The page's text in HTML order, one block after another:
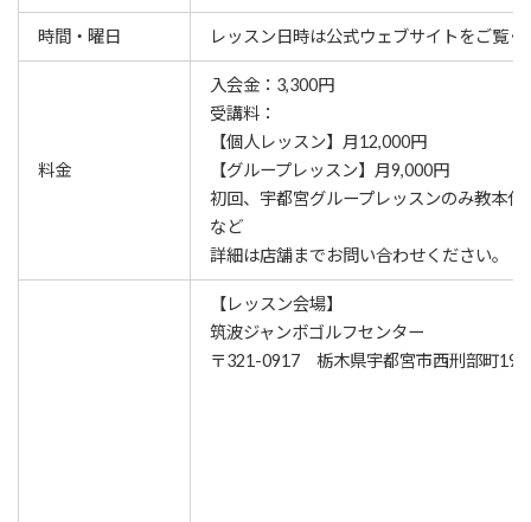
時間・曜日 レッスン⽇時は公式ウェブサイトをご覧く
料金
入会金：3,300円
受講料：
【個人レッスン】月12,000円
【グループレッスン】月9,000円
初回、宇都宮グループレッスンのみ教本代
など
詳細は店舗までお問い合わせください。
【レッスン会場】
筑波ジャンボゴルフセンター
〒321-0917 栃木県宇都宮市西刑部町